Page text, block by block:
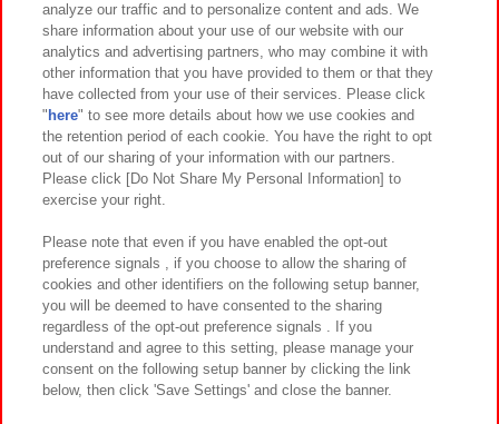
イベント・キャンペーン
関連会社 サステナビリティ サイトポリシー
プライバシーポリシー ウェブアクセシビリティ方針と検証結果
お取引先さまとともに
カスタマーハラスメント対応方針 よくあるご質問・お問い合わせ
©Bandai Namco Amusement Inc.
analyze our traffic and to personalize content and ads. We
share information about your use of our website with our
analytics and advertising partners, who may combine it with
other information that you have provided to them or that they
have collected from your use of their services. Please click
" here" to see more details about how we use cookies and
the retention period of each cookie. You have the right to opt
out of our sharing of your information with our partners.
Please click [Do Not Share My Personal Information] to
exercise your right.
Please note that even if you have enabled the opt-out
preference signals , if you choose to allow the sharing of
cookies and other identifiers on the following setup banner,
you will be deemed to have consented to the sharing
regardless of the opt-out preference signals . If you
understand and agree to this setting, please manage your
consent on the following setup banner by clicking the link
below, then click 'Save Settings' and close the banner.